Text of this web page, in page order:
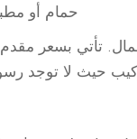
حمام أو
تأتي بسعر مقدم
حيث لا توجد